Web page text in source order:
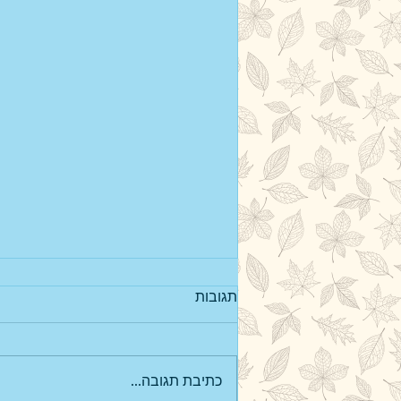
תגובות
כתיבת תגובה...